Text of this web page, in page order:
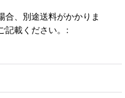
合、別途送料がかかりま
載ください。
: